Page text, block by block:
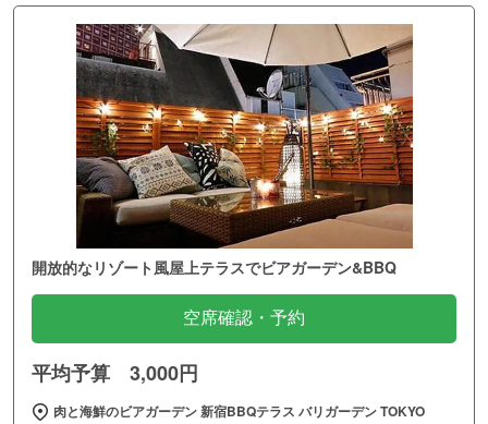
開放的なリゾート風屋上テラスでビアガーデン&BBQ
空席確認・予約
平均予算 3,000円
肉と海鮮のビアガーデン 新宿BBQテラス バリガーデン TOKYO